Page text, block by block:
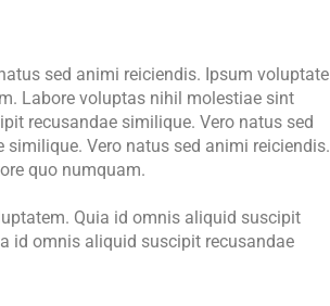
sed animi reiciendis. Ipsum voluptate
Labore voluptas nihil molestiae sint
recusandae similique. Vero natus sed
Vero natus sed animi reiciendis.
quo numquam.
Quia id omnis aliquid suscipit
id omnis aliquid suscipit recusandae